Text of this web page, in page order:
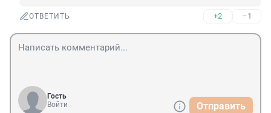
ОТВЕТИТЬ +2 –1
Гость
Войти
Отправить